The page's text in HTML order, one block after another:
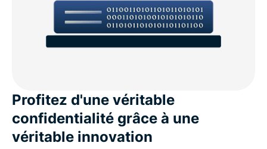
Profitez d'une véritable
confidentialité grâce à une
véritable innovation